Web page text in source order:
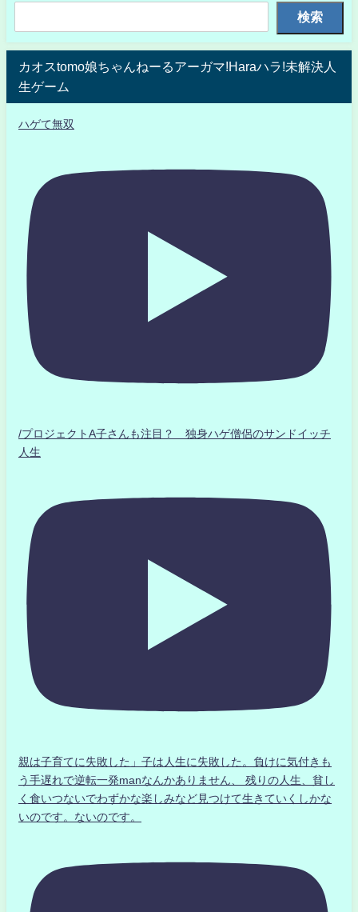
検索
カオスtomo娘ちゃんねーるアーガマ!Haraハラ!未解決人
生ゲーム
ハゲて無双
/プロジェクトA子さんも注目？ 独身ハゲ僧侶のサンドイッチ
人生
親は子育てに失敗した」子は人生に失敗した。負けに気付きも
う手遅れで逆転一発manなんかありません、 残りの人生、貧し
く食いつないでわずかな楽しみなど見つけて生きていくしかな
いのです。ないのです。